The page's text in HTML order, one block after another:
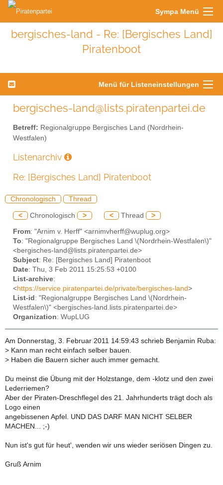
Sympa Menü
bergisches-land - Re: [Bergisches Land]
Piratenboot
Menü für Listeneinstellungen
bergisches-land@lists.piratenpartei.de
Betreff: Regionalgruppe Bergisches Land (Nordrhein-
Westfalen)
Listenarchiv
Re: [Bergisches Land] Piratenboot
Chronologisch Thread
< Chronologisch > < Thread >
From: "Arnim v. Herff" <arnimvherff@wuplug.org>
To: "Regionalgruppe Bergisches Land \(Nordrhein-Westfalen\)"
<bergisches-land@lists.piratenpartei.de>
Subject: Re: [Bergisches Land] Piratenboot
Date: Thu, 3 Feb 2011 15:25:53 +0100
List-archive:
<https://service.piratenpartei.de/private/bergisches-land>
List-id : "Regionalgruppe Bergisches Land \(Nordrhein-
Westfalen\)" <bergisches-land.lists.piratenpartei.de>
Organization: WupLUG
Am Donnerstag, 3. Februar 2011 14:59:43 schrieb Benjamin Ruba:
> Kann man recht einfach selber bauen.
> Haben die Bauern sicher auch immer gemacht.
Du meinst die Übung mit der Holzstange, dem -klotz und den zwei
Lederriemen?
Aber der Piraten-Dreschflegel des 21. Jahrhunderts trägt doch als
Logo einen
angebissenen Apfel. UND DAS DARF MAN NICHT SELBER
MACHEN... ;-)
Nun ist's gut für heut', wenden wir uns wieder seriösen Dingen zu.
Gruß Arnim